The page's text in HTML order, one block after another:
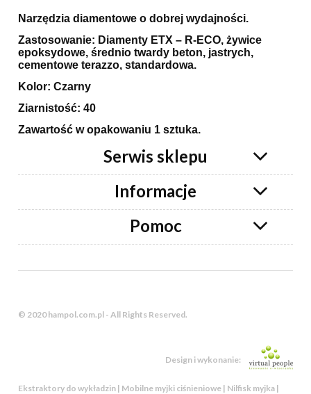
Narzędzia diamentowe o dobrej wydajności.
Zastosowanie: Diamenty ETX – R-ECO, żywice
epoksydowe, średnio twardy beton, jastrych,
cementowe terazzo, standardowa.
Kolor: Czarny
Ziarnistość: 40
Zawartość w opakowaniu 1 sztuka.
Serwis sklepu
Informacje
Pomoc
© 2020 hampol.com.pl - All Rights Reserved.
Design i wykonanie:
Ekstraktory do wykładzin | Mobilne myjki ciśnieniowe | Nilfisk myjka |